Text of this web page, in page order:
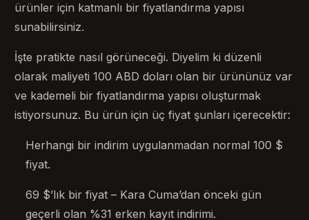
ürünler için katmanlı bir fiyatlandırma yapısı
sunabilirsiniz.
İşte pratikte nasıl görüneceği. Diyelim ki düzenli
olarak maliyeti 100 ABD doları olan bir ürününüz var
ve kademeli bir fiyatlandırma yapısı oluşturmak
istiyorsunuz. Bu ürün için üç fiyat şunları içerecektir:
Herhangi bir indirim uygulanmadan normal 100 $
fiyat.
69 $’lık bir fiyat – Kara Cuma’dan önceki gün
geçerli olan %31 erken kayıt indirimi.